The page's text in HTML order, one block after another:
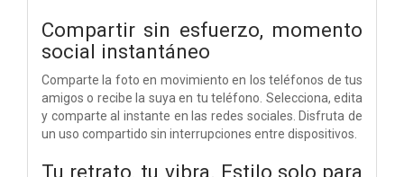
Compartir sin esfuerzo, momento
social instantáneo
Comparte la foto en movimiento en los teléfonos de tus
amigos o recibe la suya en tu teléfono. Selecciona, edita
y comparte al instante en las redes sociales. Disfruta de
un uso compartido sin interrupciones entre dispositivos.
Tu retrato, tu vibra. Estilo solo para